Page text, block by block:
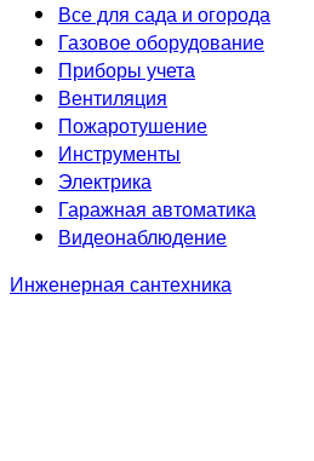
Все для сада и огорода
Газовое оборудование
Приборы учета
Вентиляция
Пожаротушение
Инструменты
Электрика
Гаражная автоматика
Видеонаблюдение
Инженерная сантехника